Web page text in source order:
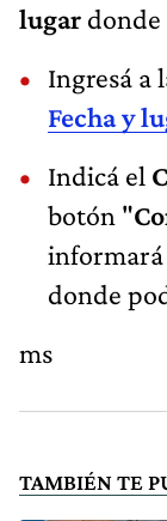
lugar donde
Ingresá a
Fecha y
Indicá el
botón "
informará
donde
ms
TAMBIÉN TE